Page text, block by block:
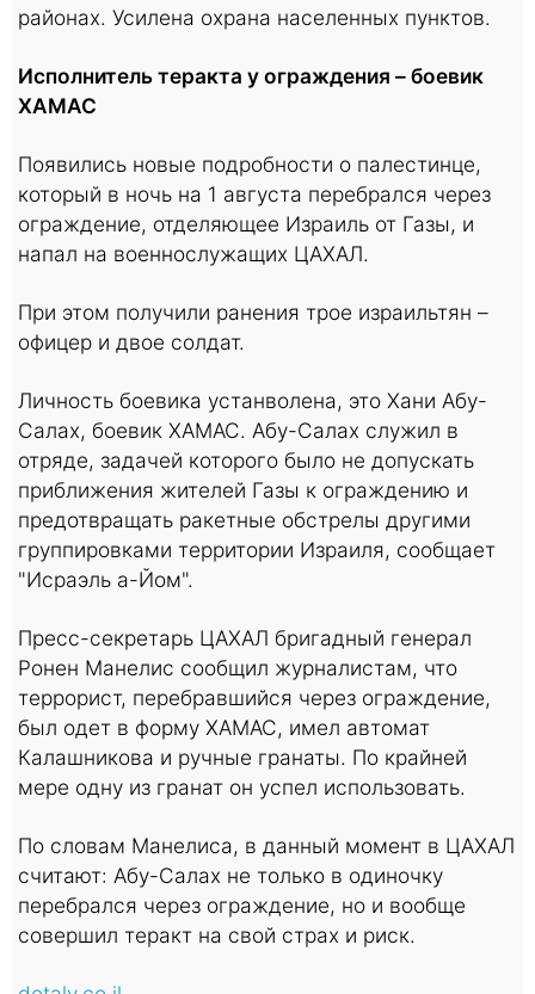
районах. Усилена охрана населенных пунктов.
Исполнитель теракта у ограждения – боевик
ХАМАС
Появились новые подробности о палестинце,
который в ночь на 1 августа перебрался через
ограждение, отделяющее Израиль от Газы, и
напал на военнослужащих ЦАХАЛ.
При этом получили ранения трое израильтян –
офицер и двое солдат.
Личность боевика устанволена, это Хани Абу-
Салах, боевик ХАМАС. Абу-Салах служил в
отряде, задачей которого было не допускать
приближения жителей Газы к ограждению и
предотвращать ракетные обстрелы другими
группировками территории Израиля, сообщает
"Исраэль а-Йом".
Пресс-секретарь ЦАХАЛ бригадный генерал
Ронен Манелис сообщил журналистам, что
террорист, перебравшийся через ограждение,
был одет в форму ХАМАС, имел автомат
Калашникова и ручные гранаты. По крайней
мере одну из гранат он успел использовать.
По словам Манелиса, в данный момент в ЦАХАЛ
считают: Абу-Салах не только в одиночку
перебрался через ограждение, но и вообще
совершил теракт на свой страх и риск.